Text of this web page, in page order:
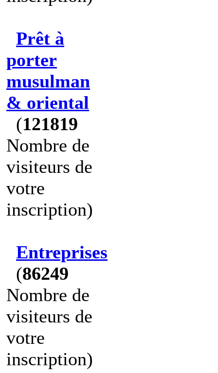
Prêt à
porter
musulman
& oriental
(121819
Nombre de
visiteurs de
votre
inscription)
Entreprises
(86249
Nombre de
visiteurs de
votre
inscription)